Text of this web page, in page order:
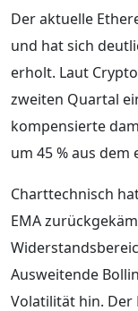
Der aktuelle
und hat sich
erholt. Laut
zweiten Quartal
kompensierte
um 45 % aus
Charttechnisch
EMA
Ausweitende
Volatilität hin. Der